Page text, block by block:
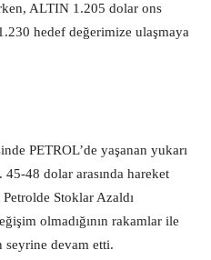
ALTIN 1.205 dolar ons
hedef değerimize ulaşmaya
PETROL’de yaşanan yukarı
48 dolar arasında hareket
Stoklar Azaldı
olmadığının rakamlar ile
seyrine devam etti.